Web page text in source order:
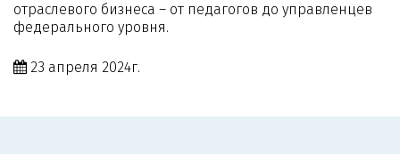
отраслевого бизнеса – от педагогов до управленцев
федерального уровня.
23 апреля 2024г.